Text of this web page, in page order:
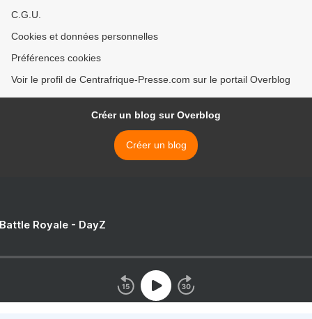
C.G.U.
Cookies et données personnelles
Préférences cookies
Voir le profil de Centrafrique-Presse.com sur le portail Overblog
Créer un blog sur Overblog
Créer un blog
Royale - DayZ